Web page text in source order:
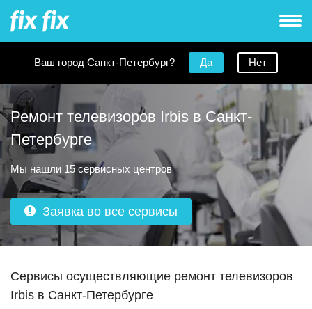
Ваш город Санкт-Петербург? Да Нет
Ремонт телевизоров Irbis в Санкт-
Петербурге
Мы нашли 15 сервисных центров
Заявка во все сервисы
Сервисы осуществляющие ремонт телевизоров
Irbis в Санкт-Петербурге